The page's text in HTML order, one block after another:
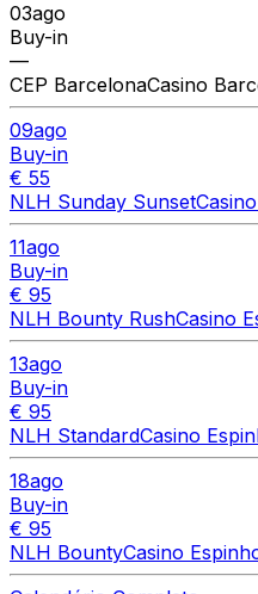
03ago
Buy-in
—
CEP BarcelonaCasino
09ago
Buy-in
€ 55
NLH Sunday Sunset
11ago
Buy-in
€ 95
NLH Bounty RushCasino
13ago
Buy-in
€ 95
NLH StandardCasino
18ago
Buy-in
€ 95
NLH BountyCasino